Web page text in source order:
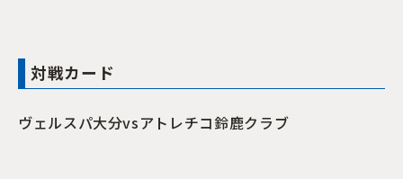
対戦カード
ヴェルスパ大分vsアトレチコ鈴鹿クラブ